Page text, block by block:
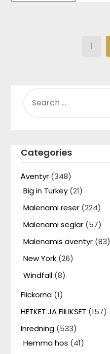
1
FOR:
Categories
Äventyr (348)
Big in Turkey (21)
Malenami reser (224)
Malenami seglar (57)
Malenamis äventyr (83)
New York (26)
Windfall (8)
Flickorna (1)
HETKET JA FIILIKSET (157)
Inredning (533)
Hemma hos (41)